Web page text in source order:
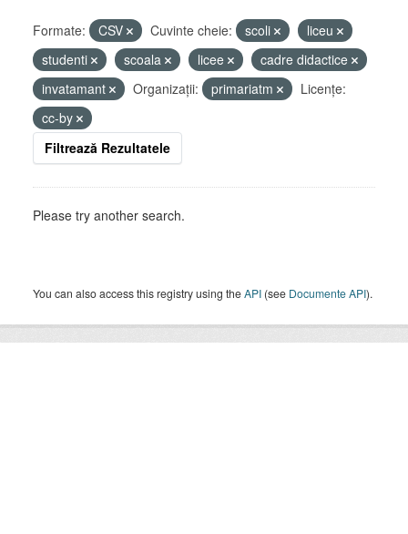
Formate: CSV Cuvinte cheie: scoli
liceu
studenti
scoala licee
cadre didactice
invatamant
Organizații: primariatm
Licenţe:
cc-by
Filtrează Rezultatele
Please try another search.
You can also access this registry using theAPI (see Documente API).